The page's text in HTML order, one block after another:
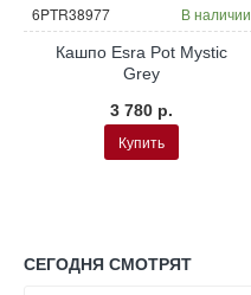
6PTR38977 В наличии
Кашпо Esra Pot Mystic
Grey
3 780 р.
Купить
СЕГОДНЯ СМОТРЯТ